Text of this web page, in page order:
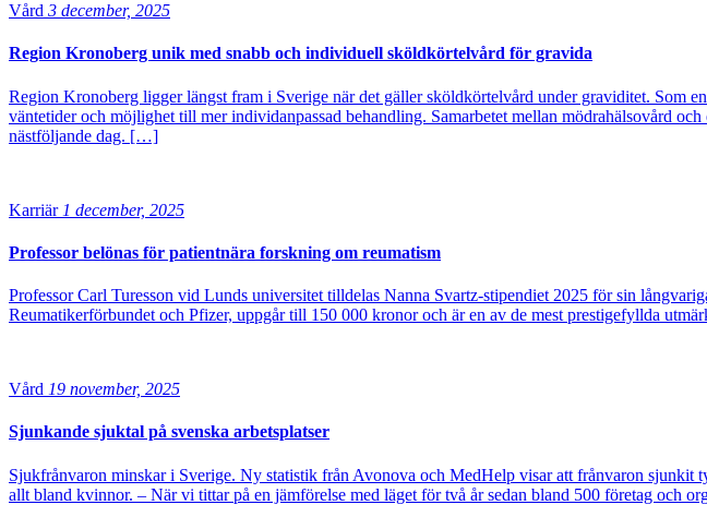
Vård 3 december, 2025
Region Kronoberg unik med snabb och individuell sköldkörtelvård för gravida
Region Kronoberg ligger längst fram i Sverige när det gäller sköldkörtelvård under graviditet. Som
väntetider och möjlighet till mer individanpassad behandling. Samarbetet mellan mödrahälsovård
nästföljande dag. […]
Karriär 1 december, 2025
Professor belönas för patientnära forskning om reumatism
Professor Carl Turesson vid Lunds universitet tilldelas Nanna Svartz-stipendiet 2025 för sin
Reumatikerförbundet och Pfizer, uppgår till 150 000 kronor och är en av de mest prestigefyllda
Vård 19 november, 2025
Sjunkande sjuktal på svenska arbetsplatser
Sjukfrånvaron minskar i Sverige. Ny statistik från Avonova och MedHelp visar att frånvaron
allt bland kvinnor. – När vi tittar på en jämförelse med läget för två år sedan bland 500 företag och